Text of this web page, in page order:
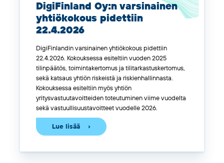
DigiFinland Oy:n varsinainen
yhtiökokous pidettiin
22.4.2026
DigiFinlandin varsinainen yhtiökokous pidettiin
22.4.2026. Kokouksessa esiteltiin vuoden 2025
tilinpäätös, toimintakertomus ja tilitarkastuskertomus,
sekä katsaus yhtiön riskeistä ja riskienhallinnasta.
Kokouksessa esiteltiin myös yhtiön
yritysvastuutavoitteiden toteutuminen viime vuodelta
sekä vastuullisuustavoitteet vuodelle 2026.
Lue lisää